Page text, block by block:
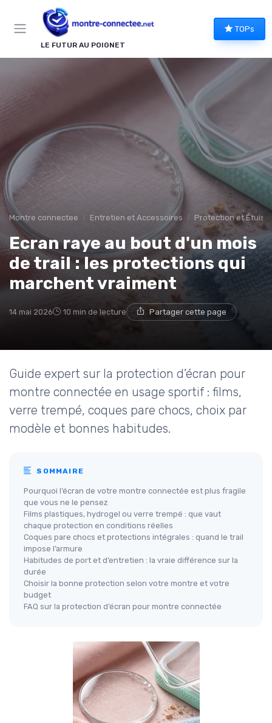
LE FUTUR AU POIGNET
TOPs
Montre connectee Entretien et Accessoires Protection et Étuis
Ecran raye au bout d'un mois
de trail : les protections qui
marchent vraiment
14 mai 2026 10 min de lecture Partager cette page
Guide expert sur la protection d’écran pour
montre connectée en usage sportif : films,
verre trempé, coques pare chocs, choix par
modèle et bonnes habitudes.
SOMMAIRE
Pourquoi l’écran de votre montre connectée est plus fragile
que vous ne le pensez
Films plastiques, hydrogel ou verre trempé : que vaut
chaque protection en conditions réelles
Coques pare chocs et protections intégrales : quand le trail
impose l’armure
Habitudes de port et d’entretien : la vraie différence sur la
durée
Choisir la bonne protection selon votre montre et votre
budget
FAQ sur la protection d’écran pour montre connectée
Panneau de gestion des cookies